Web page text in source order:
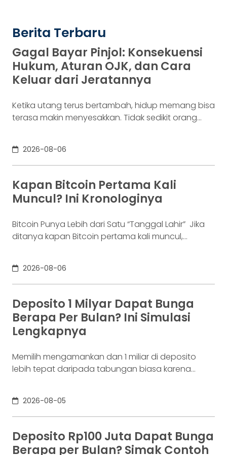
Berita Terbaru
Gagal Bayar Pinjol: Konsekuensi
Hukum, Aturan OJK, dan Cara
Keluar dari Jeratannya
Ketika utang terus bertambah, hidup memang bisa
terasa makin menyesakkan. Tidak sedikit orang
kondisi yang kita kenal sebagai gagal bayar. Ini
bukan masalah segelintir orang. Mengutip laporan
OJK dari dataindonesia.id, angka kredit macet di
industri fintech tercatat naik ke 4,38% per Januari
2026-08-06
Kapan Bitcoin Pertama Kali
Muncul? Ini Kronologinya
Bitcoin Punya Lebih dari Satu “Tanggal Lahir” Jika
ditanya kapan Bitcoin pertama kali muncul,
lain mengatakan 2009. Keduanya tidak
sepenuhnya salah. Bitcoin pertama kali
diperkenalkan sebagai sebuah konsep melalui
whitepaper yang diumumkan oleh Satoshi
Nakamoto pada 31 Oktober 2008. Namun,
jaringannya baru benar-benar mulai beroperasi
2026-08-06
Deposito 1 Milyar Dapat Bunga
Berapa Per Bulan? Ini Simulasi
Lengkapnya
Memilih mengamankan dan 1 miliar di deposito
lebih tepat daripada tabungan biasa karena
Jawabannya tergantung pada suku bunga
deposito yang ditawarkan bank, tenor, serta pajak
bunga deposito yang berlaku. Semakin tinggi
bunga depositonya, semakin besar pula yang bisa
2026-08-05
Deposito Rp100 Juta Dapat Bunga
Berapa per Bulan? Simak Contoh